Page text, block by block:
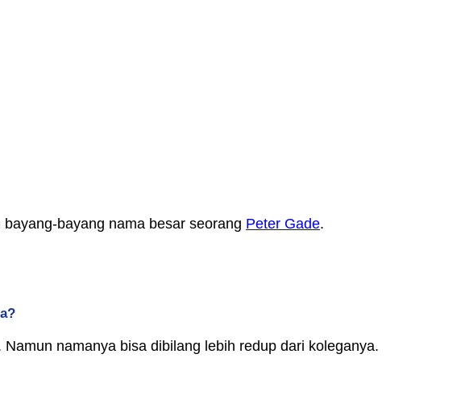
bayang nama besar seorang Peter Gade.
namanya bisa dibilang lebih redup dari koleganya.